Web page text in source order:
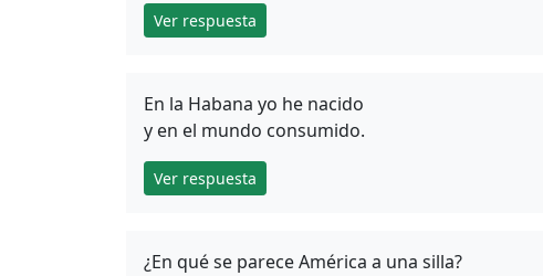
Ver respuesta
En la Habana yo he nacido
y en el mundo consumido.
Ver respuesta
¿En qué se parece América a una silla?